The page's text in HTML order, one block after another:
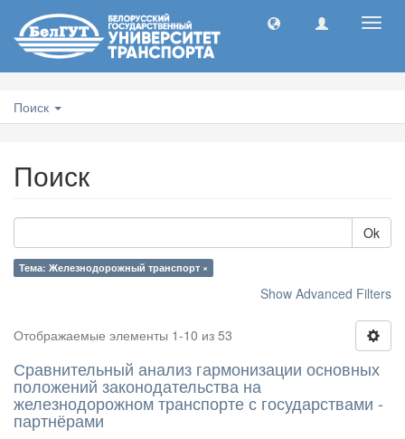
Поиск
Поиск
Ok
Тема: Железнодорожный транспорт ×
Show Advanced Filters
Отображаемые элементы 1-10 из 53
Сравнительный анализ гармонизации основных
положений законодательства на
железнодорожном транспорте с государствами -
партнёрами